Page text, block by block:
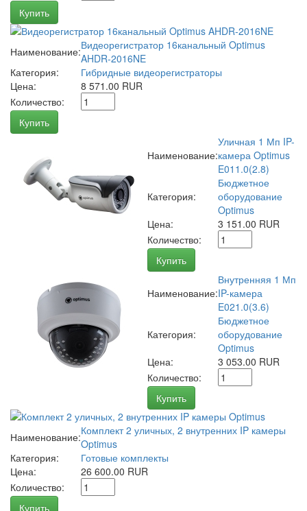
Купить
Наименование:Видеорегистратор 16канальный Optimus
AHDR-2016NE
Категория:
Гибридные видеорегистраторы
Цена:
8 571.00 RUR
Количество:
Купить
Наименование:
Уличная 1 Мп IP-
камера Optimus
E011.0(2.8)
Категория:
Бюджетное
оборудование
Optimus
Цена:
3 151.00 RUR
Количество:
Купить
Наименование:
Внутренняя 1 Мп
IP-камера
E021.0(3.6)
Категория:
Бюджетное
оборудование
Optimus
Цена:
3 053.00 RUR
Количество:
Купить
Наименование:Комплект 2 уличных, 2 внутренних IP камеры
Optimus
Категория:
Готовые комплекты
Цена:
26 600.00 RUR
Количество:
Купить